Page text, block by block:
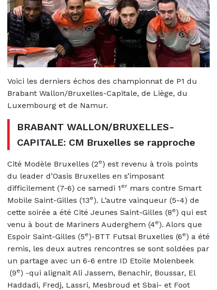
Voici les derniers échos des championnat de P1 du
Brabant Wallon/Bruxelles-Capitale, de Liège, du
Luxembourg et de Namur.
BRABANT WALLON/BRUXELLES-
CAPITALE: CM Bruxelles se rapproche
Cité Modèle Bruxelles (2e) est revenu à trois points
du leader d’Oasis Bruxelles en s’imposant
difficilement (7-6) ce samedi 1 er mars contre Smart
Mobile Saint-Gilles (13e). L’autre vainqueur (5-4) de
cette soirée a été Cité Jeunes Saint-Gilles (8e) qui est
venu à bout de Mariners Auderghem (4e). Alors que
Espoir Saint-Gilles (5e)-BTT Futsal Bruxelles (6e) a été
remis, les deux autres rencontres se sont soldées par
un partage avec un 6-6 entre ID Etoile Molenbeek
(9e) -qui alignait Ali Jassem, Benachir, Boussar, El
Haddadi, Fredj, Lassri, Mesbroud et Sbai- et Foot